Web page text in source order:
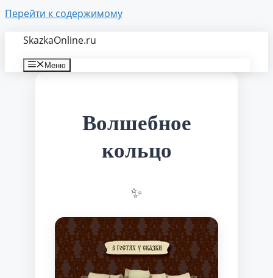
Перейти к содержимому
SkazkaOnline.ru
Меню
Волшебное
кольцо